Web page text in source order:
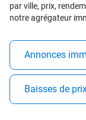
par ville, prix,
notre agrégateur
Annonces
Baisses de